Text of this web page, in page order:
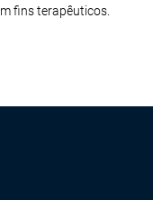
fins terapêuticos.